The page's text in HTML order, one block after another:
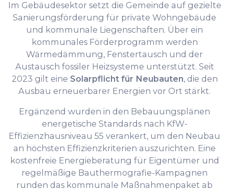
Im Gebäudesektor setzt die Gemeinde auf gezielte
Sanierungsförderung für private Wohngebäude
und kommunale Liegenschaften. Über ein
kommunales Förderprogramm werden
Wärmedämmung, Fenstertausch und der
Austausch fossiler Heizsysteme unterstützt. Seit
2023 gilt eine Solarpflicht für Neubauten, die den
Ausbau erneuerbarer Energien vor Ort stärkt.
Ergänzend wurden in den Bebauungsplänen
energetische Standards nach KfW-
Effizienzhausniveau 55 verankert, um den Neubau
an höchsten Effizienzkriterien auszurichten. Eine
kostenfreie Energieberatung für Eigentümer und
regelmäßige Bauthermografie-Kampagnen
runden das kommunale Maßnahmenpaket ab